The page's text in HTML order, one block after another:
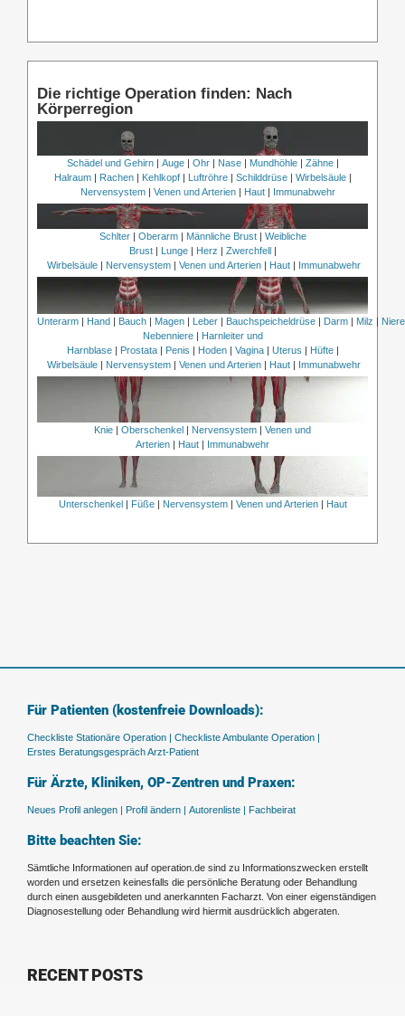
Die richtige Operation finden: Nach
Körperregion
Schädel und Gehirn| Auge| Ohr| Nase| Mundhöhle| Zähne|
Halraum| Rachen| Kehlkopf| Luftröhre| Schilddrüse| Wirbelsäule|
Nervensystem | Venen und Arterien | Haut | Immunabwehr
Schlter| Oberarm| Männliche Brust| Weibliche
Brust| Lunge| Herz Zwerchfell
Wirbelsäule
Nervensystem Venen und Arterien Haut Immunabwehr
Unterarm| Hand Bauch| Magen| Leber| Bauchspeicheldrüse| Darm| Milz
Nebenniere|
Harnleiter und
Harnblase| Prostata| Penis Hoden| Vagina| Uterus Hüfte|
Wirbelsäule
Nervensystem Venen und Arterien Haut Immunabwehr
Knie | Oberschenkel | Nervensystem | Venen und
Arterien | Haut | Immunabwehr
Unterschenkel| Füße| Nervensystem| Venen und Arterien| Haut
Für Patienten (kostenfreie Downloads):
Checkliste Stationäre Operation | Checkliste Ambulante Operation |
Erstes Beratungsgespräch Arzt-Patient
Für Ärzte, Kliniken, OP-Zentren und Praxen:
Neues Profil anlegen | Profil ändern | Autorenliste | Fachbeirat
Bitte beachten Sie:
Sämtliche Informationen auf operation.de sind zu Informationszwecken erstellt
worden und ersetzen keinesfalls die persönliche Beratung oder Behandlung
durch einen ausgebildeten und anerkannten Facharzt. Von einer eigenständigen
Diagnosestellung oder Behandlung wird hiermit ausdrücklich abgeraten.
RECENT POSTS